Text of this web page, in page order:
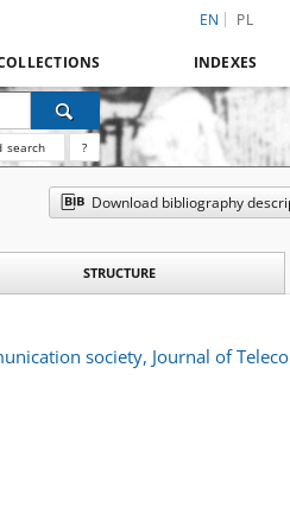
EN PL
INDEXES
search ?
Download bibliography
STRUCTURE
society, Journal of